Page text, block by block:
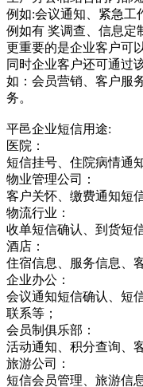
例如:会议通知、紧急工
例如有 奖调查、信息定
更重要的是企业客户可
同时企业客户还可通过
如：会员营销、客户服
务。
平邑企业短信用途:
医院：
短信挂号、住院病情通
物业管理公司：
客户关怀、缴费通知短
物流行业：
收单短信确认、到货短
酒店：
住宿信息、服务信息、
企业办公：
会议通知短信确认、短
联系等；
会员制俱乐部：
活动通知、积分查询、
旅游公司：
短信会员管理、旅游信